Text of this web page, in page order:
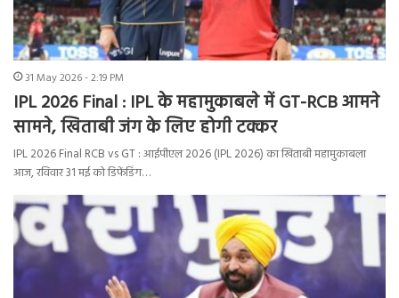
31 May 2026 - 2:19 PM
IPL 2026 Final : IPL के महामुकाबले में GT-RCB आमने
सामने, खिताबी जंग के लिए होगी टक्कर
IPL 2026 Final RCB vs GT : आईपीएल 2026 (IPL 2026) का खिताबी महामुकाबला
आज, रविवार 31 मई को डिफेंडिंग…